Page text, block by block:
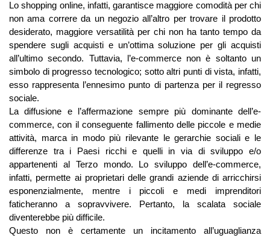
Lo shopping online, infatti, garantisce maggiore comodità per chi
non ama correre da un negozio all’altro per trovare il prodotto
desiderato, maggiore versatilità per chi non ha tanto tempo da
spendere sugli acquisti e un’ottima soluzione per gli acquisti
all’ultimo secondo. Tuttavia, l’e-commerce non è soltanto un
simbolo di progresso tecnologico; sotto altri punti di vista, infatti,
esso rappresenta l’ennesimo punto di partenza per il regresso
sociale.
La diffusione e l’affermazione sempre più dominante dell’e-
commerce, con il conseguente fallimento delle piccole e medie
attività, marca in modo più rilevante le gerarchie sociali e le
differenze tra i Paesi ricchi e quelli in via di sviluppo e/o
appartenenti al Terzo mondo. Lo sviluppo dell’e-commerce,
infatti, permette ai proprietari delle grandi aziende di arricchirsi
esponenzialmente, mentre i piccoli e medi imprenditori
faticheranno a sopravvivere. Pertanto, la scalata sociale
diventerebbe più difficile.
Questo non è certamente un incitamento all’uguaglianza